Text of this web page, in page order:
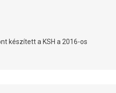
készített a KSH a 2016-os